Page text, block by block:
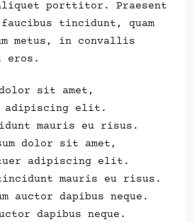
porttitor. Praesent
tincidunt, quam
metus, in convallis
dolor sit amet,
adipiscing elit.
mauris eu risus.
dolor sit amet,
adipiscing elit.
mauris eu risus.
auctor dapibus neque.
dapibus neque.